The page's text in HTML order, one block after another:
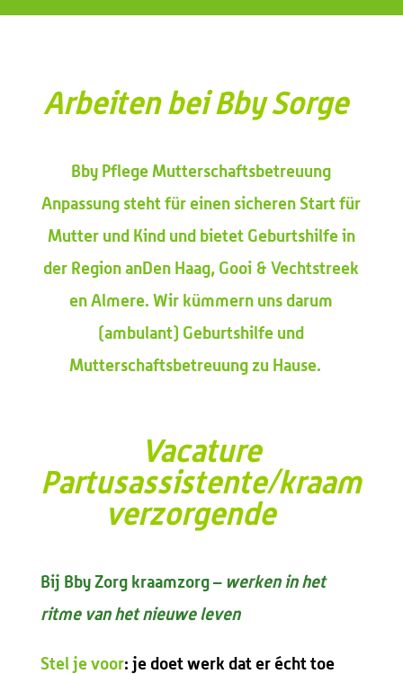
Arbeiten beiBbySorge
Bby Pflege Mutterschaftsbetreuung
Anpassung steht für einen sicheren Start für
Mutter und Kind und bietet Geburtshilfe in
der Region anDen Haag, Gooi & Vechtstreek
en Almere. Wir kümmern uns darum
(ambulant) Geburtshilfe und
Mutterschaftsbetreuung zu Hause.
Vacature
Partusassistente/kraam
verzorgende
Bij Bby Zorg kraamzorg – werken in het
ritme van het nieuwe leven
Stel je voor: je doet werk dat er écht toe